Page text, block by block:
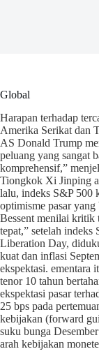
Global
Harapan terhadap
Amerika Serikat dan
AS Donald Trump
peluang yang sangat
komprehensif,”
Tiongkok Xi Jinping
lalu, indeks S&P 500
optimisme pasar
Bessent menilai kritik
tepat,” setelah indeks
Liberation Day,
kuat dan inflasi
ekspektasi. ementara
tenor 10 tahun
ekspektasi pasar
25 bps pada
kebijakan (forward
suku bunga
arah kebijakan